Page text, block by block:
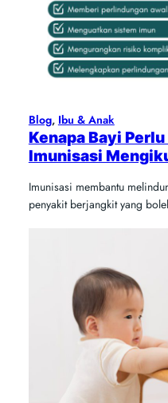
Blog, Ibu & Anak
Kenapa Bayi
Imunisasi
Imunisasi membantu
penyakit berjangkit yang